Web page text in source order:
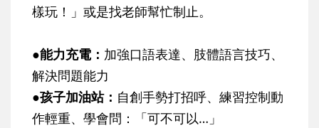
樣玩！」或是找老師幫忙制止。
●能力充電： 加強口語表達、肢體語言技巧、
解決問題能力
●孩子加油站： 自創手勢打招呼、練習控制動
作輕重、學會問：「可不可以…」